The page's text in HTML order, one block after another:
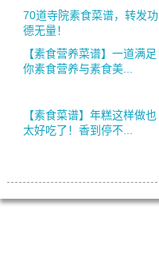
70道寺院素食菜谱，转发功
德无量！
【素食营养菜谱】一道满足
你素食营养与素食美...
【素食菜谱】年糕这样做也
太好吃了！香到停不...